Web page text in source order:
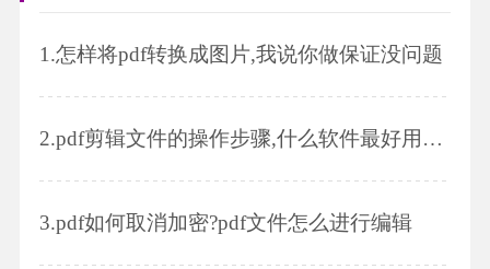
1.怎样将pdf转换成图片,我说你做保证没问题
2.pdf剪辑文件的操作步骤,什么软件最好用?有什么优点?
3.pdf如何取消加密?pdf文件怎么进行编辑